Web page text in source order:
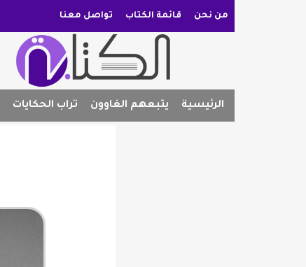
من نحن قائمة الكتاب تواصل معنا
الرئيسية يتبعهم الغاوون تراب الحكايات